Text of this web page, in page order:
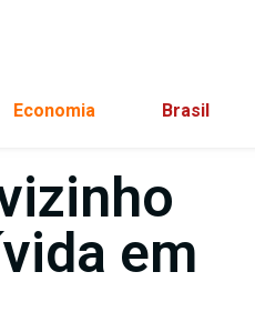
Economia Brasil
em